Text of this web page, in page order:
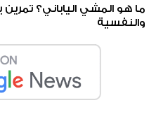
ما هو المشي الياباني؟
والنفسية